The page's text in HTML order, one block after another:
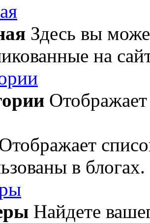
Здесь вы
на
в блогах.
Найдете